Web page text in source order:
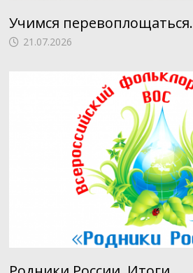
Учимся перевоплощаться.
21.07.2026